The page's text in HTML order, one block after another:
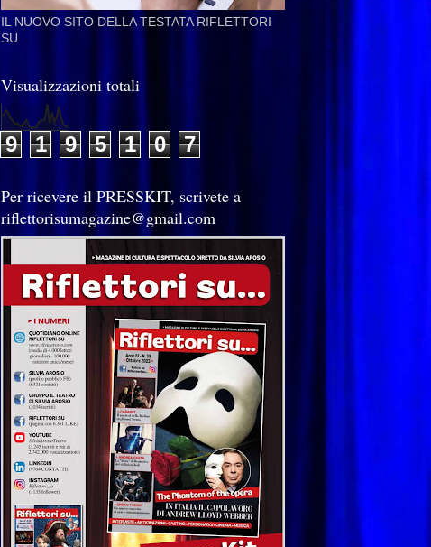
IL NUOVO SITO DELLA TESTATA RIFLETTORI
SU
Visualizzazioni totali
9 1 9 5 1 0 7
Per ricevere il PRESSKIT, scrivete a
riflettorisumagazine@gmail.com